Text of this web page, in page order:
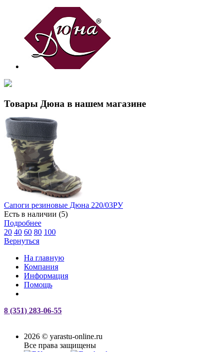
Товары Дюна в нашем магазине
Сапоги резиновые Дюна 220/03РУ
Есть в наличии (5)
Подробнее
20 40 60 80 100
Вернуться
На главную
Компания
Информация
Помощь
8 (351) 283-06-55
2026 © yarastu-online.ru
Все права защищены